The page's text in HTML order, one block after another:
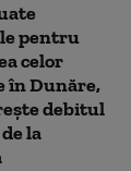
pentru
celor
în Dunăre,
debitul
la